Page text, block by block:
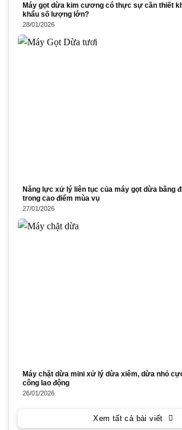
Máy gọt dừa kim cương có thực sự cần thiết
khẩu số lượng lớn?
28/01/2026
Năng lực xử lý liên tục của máy gọt dừa bằng
trong cao điểm mùa vụ
27/01/2026
Máy chặt dừa mini xử lý dừa xiêm, dừa nhỏ
công lao động
26/01/2026
Xem tất cả bài viết
giúp gì cho bạn?